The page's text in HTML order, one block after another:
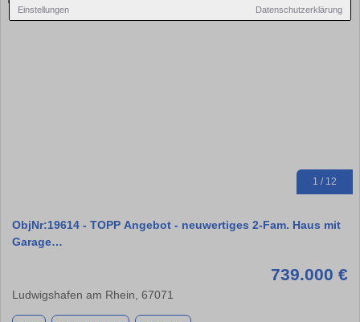
Einstellungen Datenschutzerklärung
1 / 12
ObjNr:19614 - TOPP Angebot - neuwertiges 2-Fam. Haus mit
Garage…
739.000 €
Ludwigshafen am Rhein, 67071